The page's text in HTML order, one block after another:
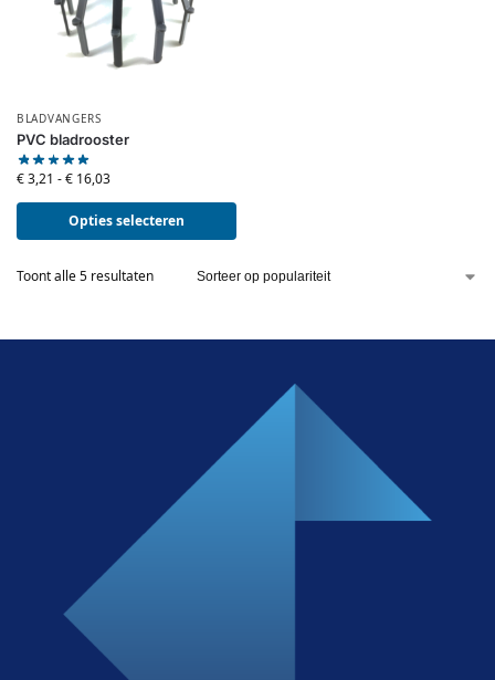
BLADVANGERS
PVC bladrooster
€3,21 -€ 16,03
Opties selecteren
Toont alle 5 resultaten